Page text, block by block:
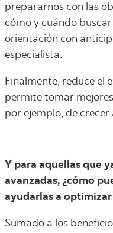
prepararnos con las
cómo y cuándo
orientación con
especialista.
Finalmente, reduce el
permite tomar
por ejemplo, de crecer
Y para aquellas que
avanzadas, ¿cómo
ayudarlas a
Sumado a los